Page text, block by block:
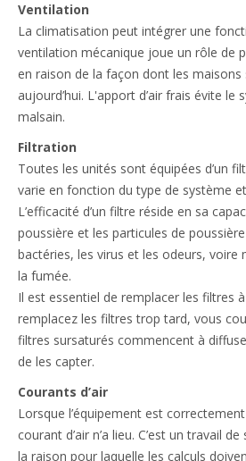
Ventilation
La climatisation peut intégrer une
ventilation mécanique joue un rôle de
en raison de la façon dont les
aujourd’hui. L'apport d’air frais évite
malsain.
Filtration
Toutes les unités sont équipées d’un
varie en fonction du type de système
L’efficacité d’un filtre réside en sa
poussière et les particules de
bactéries, les virus et les odeurs, voire
la fumée.
Il est essentiel de remplacer les filtres
remplacez les filtres trop tard, vous
filtres sursaturés commencent à
de les capter.
Courants d’air
Lorsque l’équipement est
courant d’air n’a lieu. C’est un travail
la raison pour laquelle les calculs